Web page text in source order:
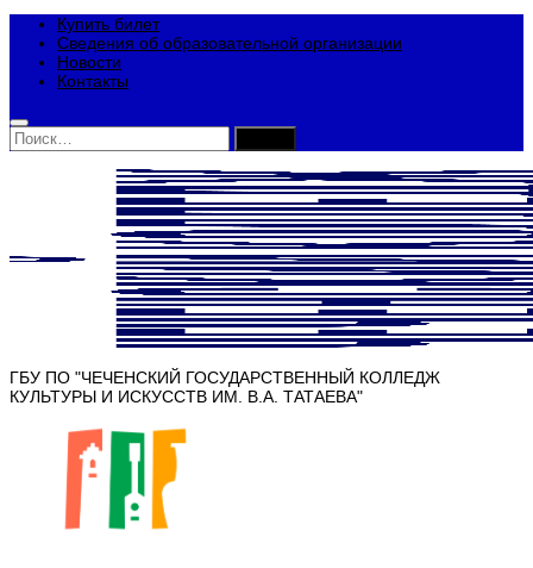
Купить билет
Сведения об образовательной организации
Новости
Контакты
Найти:
ГБУ ПО "ЧЕЧЕНСКИЙ ГОСУДАРСТВЕННЫЙ КОЛЛЕДЖ
КУЛЬТУРЫ И ИСКУССТВ ИМ. В.А. ТАТАЕВА"